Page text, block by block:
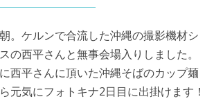
。ケルンで合流した沖縄の撮影機材シ
の西平さんと無事会場入りしました。
西平さんに頂いた沖縄そばのカップ麺
元気にフォトキナ2日目に出掛けます！